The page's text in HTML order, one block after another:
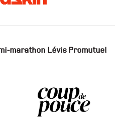
marathon Lévis Promutuel